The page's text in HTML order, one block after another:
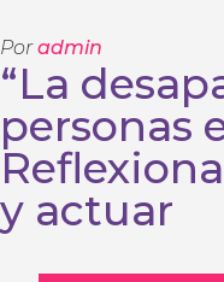
Poradmin
“La
personas
y actuar